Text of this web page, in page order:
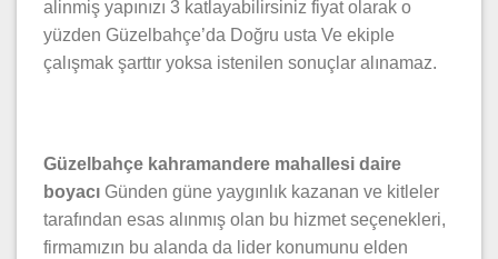
alinmiş yapınızı 3 katlayabilirsiniz fiyat olarak o
yüzden Güzelbahçe’da Doğru usta Ve ekiple
çalışmak şarttır yoksa istenilen sonuçlar alınamaz.
Güzelbahçe kahramandere mahallesi daire
boyacı Günden güne yaygınlık kazanan ve kitleler
tarafından esas alınmış olan bu hizmet seçenekleri,
firmamızın bu alanda da lider konumunu elden